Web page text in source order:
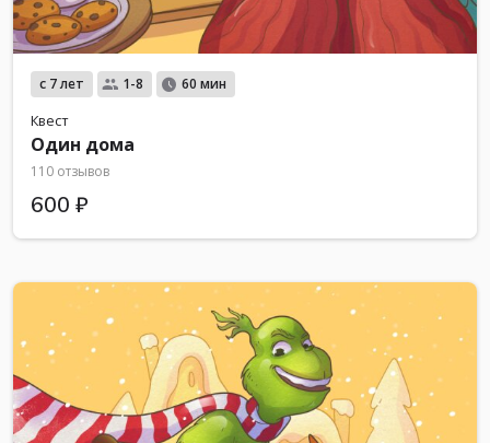
с 7 лет 1-8 60 мин
Квест
Один дома
110 отзывов
600 ₽